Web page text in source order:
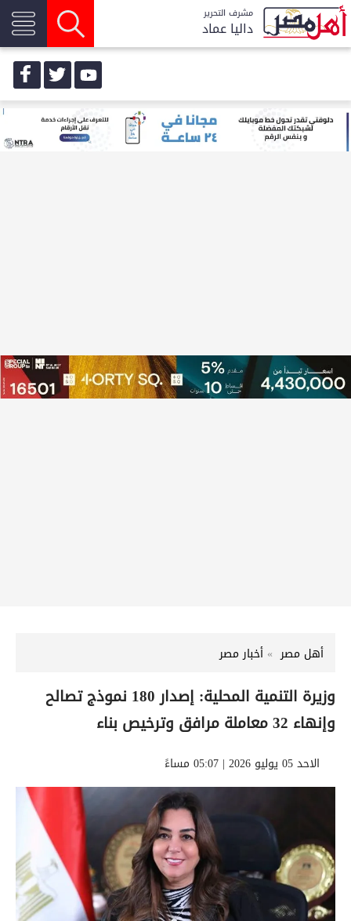
مشرف التحرير
داليا عماد
أهل مصر أخبار مصر
وزيرة التنمية المحلية: إصدار 180 نموذج تصالح
وإنهاء 32 معاملة مرافق وترخيص بناء
الاحد 05 يوليو 2026 | 05:07 مساءً